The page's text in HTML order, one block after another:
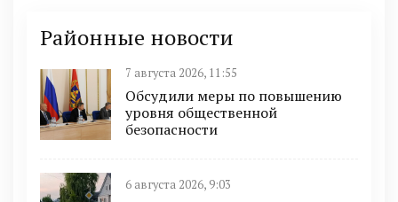
Районные новости
7 августа 2026, 11:55
Обсудили меры по повышению
уровня общественной
безопасности
6 августа 2026, 9:03